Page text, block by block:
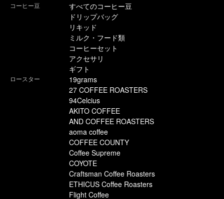
コーヒー豆
すべてのコーヒー豆
ドリップバッグ
リキッド
ミルク・フード類
コーヒーセット
アクセサリ
ギフト
ロースター
19grams
27 COFFEE ROASTERS
94Celcius
AKITO COFFEE
AND COFFEE ROASTERS
aoma coffee
COFFEE COUNTY
Coffee Supreme
COYOTE
Craftsman Coffee Roasters
ETHICUS Coffee Roasters
Flight Coffee